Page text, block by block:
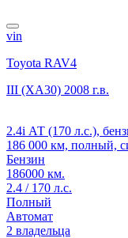
vin
Toyota RAV4
III (XA30) 2008 г.в.
2.4i АТ (170 л.с.),
186 000 км, полный,
Бензин
186000 км.
2.4 / 170 л.с.
Полный
Автомат
2 владельца